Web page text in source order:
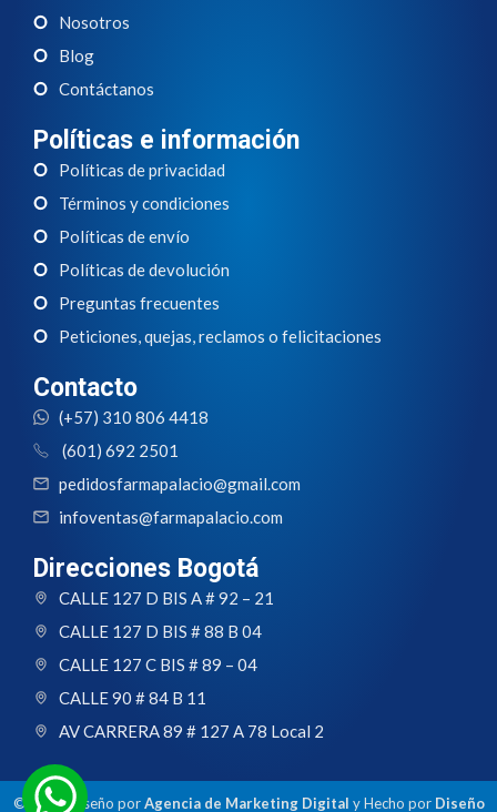
Nosotros
Blog
Contáctanos
Políticas e información
Políticas de privacidad
Términos y condiciones
Políticas de envío
Políticas de devolución
Preguntas frecuentes
Peticiones, quejas, reclamos o felicitaciones
Contacto
(+57) 310 806 4418
(601) 692 2501
pedidosfarmapalacio@gmail.com
infoventas@farmapalacio.com
Direcciones Bogotá
CALLE 127 D BIS A # 92 – 21
CALLE 127 D BIS # 88 B 04
CALLE 127 C BIS # 89 – 04
CALLE 90 # 84 B 11
AV CARRERA 89 # 127 A 78 Local 2
© 2024 Diseño porAgencia de Marketing Digital y Hecho por Diseño